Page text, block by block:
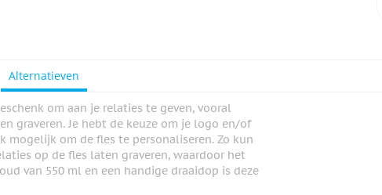
Alternatieven
om aan je relaties te geven, vooral
graveren. Je hebt de keuze om je logo en/of
mogelijk om de fles te personaliseren. Zo kun
op de fles laten graveren, waardoor het
van 550 ml en een handige draaidop is deze